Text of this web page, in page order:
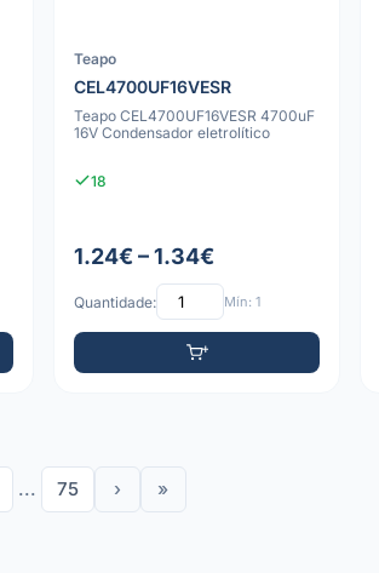
Teapo
CEL4700UF16VESR
Teapo CEL4700UF16VESR 4700uF
16V Condensador eletrolítico
18
1.24€ – 1.34€
Quantidade: Mín: 1
... 75 › »